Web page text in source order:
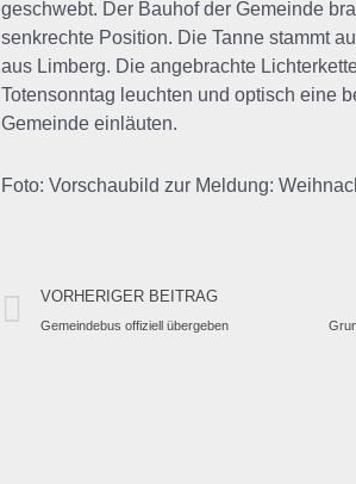
geschwebt. Der Bauhof der Gemeinde
senkrechte Position. Die Tanne stammt
aus Limberg. Die angebrachte
Totensonntag leuchten und optisch eine
Gemeinde einläuten.
Foto: Vorschaubild zur Meldung:
VORHERIGER BEITRAG
Gemeindebus offiziell übergeben